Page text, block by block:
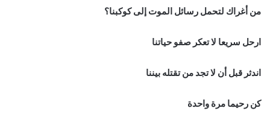
من أغراك لتحمل رسائل الموت إلى كوكبنا؟
ارحل سريعا لا تعكر صفو حياتنا
اندثر قبل أن لا تجد من تقتله بيننا
كن رحيما مرة واحدة